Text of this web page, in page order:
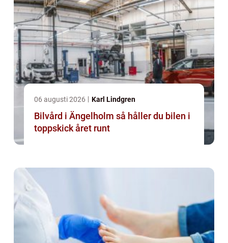
06 augusti 2026 Karl Lindgren
Bilvård i Ängelholm så håller du bilen i
toppskick året runt